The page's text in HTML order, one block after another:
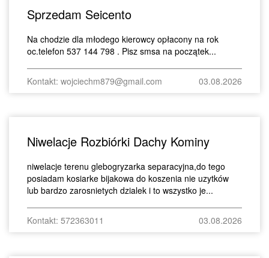
Sprzedam Seicento
Na chodzie dla młodego kierowcy opłacony na rok
oc.telefon 537 144 798 . Pisz smsa na początek...
Kontakt: wojciechm879@gmail.com 03.08.2026
Niwelacje Rozbiórki Dachy Kominy
niwelacje terenu glebogryzarka separacyjna,do tego
posiadam kosiarke bijakowa do koszenia nie uzytków
lub bardzo zarosnietych dzialek i to wszystko je...
Kontakt: 572363011 03.08.2026